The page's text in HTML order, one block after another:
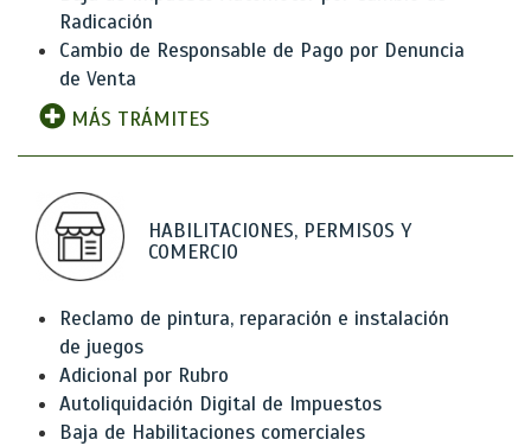
Radicación
Cambio de Responsable de Pago por Denuncia
de Venta
MÁS TRÁMITES
HABILITACIONES, PERMISOS Y
COMERCIO
Reclamo de pintura, reparación e instalación
de juegos
Adicional por Rubro
Autoliquidación Digital de Impuestos
Baja de Habilitaciones comerciales